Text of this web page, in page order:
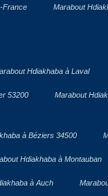
France Marabout
Hdiakhaba à Laval
53200 Marabout
à Béziers 34500
Hdiakhaba à Montauban
à Auch